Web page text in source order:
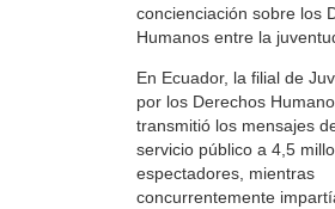
concienciación sobre los
Humanos entre la
En Ecuador, la filial de
por los Derechos
transmitió los mensajes
servicio público a 4,5
espectadores, mientras
concurrentemente